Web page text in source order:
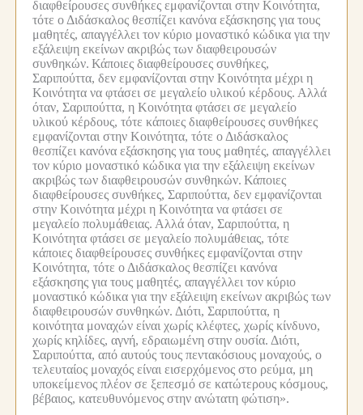
διαφθείρουσες συνθήκες εμφανίζονται στην Κοινότητα,
τότε ο Διδάσκαλος θεσπίζει κανόνα εξάσκησης για τους
μαθητές, απαγγέλλει τον κύριο μοναστικό κώδικα για την
εξάλειψη εκείνων ακριβώς των διαφθειρουσών
συνθηκών. Κάποιες διαφθείρουσες συνθήκες,
Σαριπούττα, δεν εμφανίζονται στην Κοινότητα μέχρι η
Κοινότητα να φτάσει σε μεγαλείο υλικού κέρδους. Αλλά
όταν, Σαριπούττα, η Κοινότητα φτάσει σε μεγαλείο
υλικού κέρδους, τότε κάποιες διαφθείρουσες συνθήκες
εμφανίζονται στην Κοινότητα, τότε ο Διδάσκαλος
θεσπίζει κανόνα εξάσκησης για τους μαθητές, απαγγέλλει
τον κύριο μοναστικό κώδικα για την εξάλειψη εκείνων
ακριβώς των διαφθειρουσών συνθηκών. Κάποιες
διαφθείρουσες συνθήκες, Σαριπούττα, δεν εμφανίζονται
στην Κοινότητα μέχρι η Κοινότητα να φτάσει σε
μεγαλείο πολυμάθειας. Αλλά όταν, Σαριπούττα, η
Κοινότητα φτάσει σε μεγαλείο πολυμάθειας, τότε
κάποιες διαφθείρουσες συνθήκες εμφανίζονται στην
Κοινότητα, τότε ο Διδάσκαλος θεσπίζει κανόνα
εξάσκησης για τους μαθητές, απαγγέλλει τον κύριο
μοναστικό κώδικα για την εξάλειψη εκείνων ακριβώς των
διαφθειρουσών συνθηκών. Διότι, Σαριπούττα, η
κοινότητα μοναχών είναι χωρίς κλέφτες, χωρίς κίνδυνο,
χωρίς κηλίδες, αγνή, εδραιωμένη στην ουσία. Διότι,
Σαριπούττα, από αυτούς τους πεντακόσιους μοναχούς, ο
τελευταίος μοναχός είναι εισερχόμενος στο ρεύμα, μη
υποκείμενος πλέον σε ξεπεσμό σε κατώτερους κόσμους,
βέβαιος, κατευθυνόμενος στην ανώτατη φώτιση».